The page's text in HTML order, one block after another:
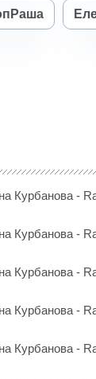
Курбанова -
Курбанова -
Курбанова -
Курбанова -
Курбанова -